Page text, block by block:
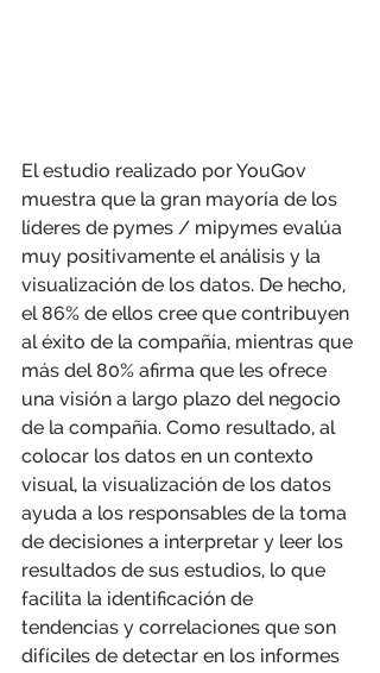
El estudio realizado por YouGov
muestra que la gran mayoría de los
líderes de pymes / mipymes evalúa
muy positivamente el análisis y la
visualización de los datos. De hecho,
el 86% de ellos cree que contribuyen
al éxito de la compañía, mientras que
más del 80% afirma que les ofrece
una visión a largo plazo del negocio
de la compañía. Como resultado, al
colocar los datos en un contexto
visual, la visualización de los datos
ayuda a los responsables de la toma
de decisiones a interpretar y leer los
resultados de sus estudios, lo que
facilita la identificación de
tendencias y correlaciones que son
difíciles de detectar en los informes